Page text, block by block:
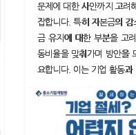
문제에 대한 사안까지 고려
잡합니다. 특히 자본금의
금 유지에 대한 부분을 고
동비율을 맞춰가며 방안을
요합니다. 이는 기업 활동과